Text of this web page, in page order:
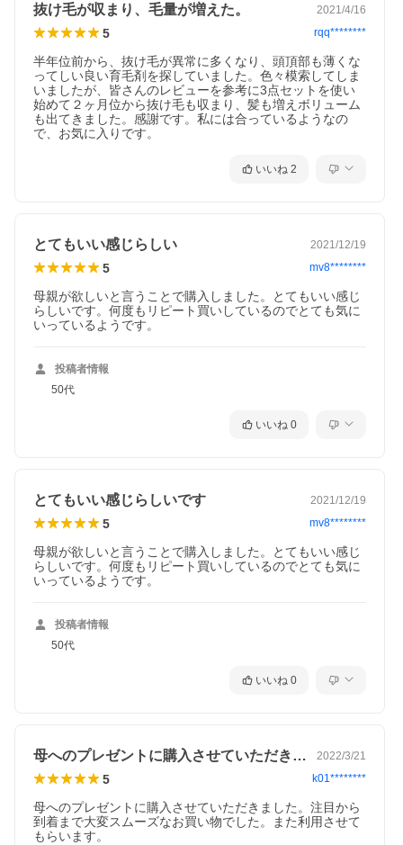
のお得なセットです！
※お肌に異常がある場合や合わない場合はご使
広告文責/ メー
カー
株式会社山田養蜂場
0120-38-38-38
区分
日本製、化粧品
関連KW
育毛剤 ヘアケア シャンプー コンディショナ
ー リンス 頭皮 髪の毛 毛髪 スカルプ 地肌 ロ
ヤルゼリーエキス配合 地肌ケアセット 育毛
トニック いくもうざい やくよう スキャルプ
コンデショナー ヘヤケア かみ け はり こし
発毛促進 育む →地肌ケアエッセンスでいえ
ること「発毛促進」「育毛」「脱毛、薄毛予
防」「毛生促進」「養毛」「病後、産後の脱
毛予防」「ふけ、かゆみ予防」 「男女共通」
抜け毛が収まり、毛量が増えた。 2021/4/16
5 rqq********
半年位前から、抜け毛が異常に多くなり、頭頂部も薄くな
ってしい良い育毛剤を探していました。色々模索してしま
いましたが、皆さんのレビューを参考に3点セットを使い
始めて２ヶ月位から抜け毛も収まり、髪も増えボリューム
も出てきました。感謝です。私には合っているようなの
で、お気に入りです。
いいね 2
とてもいい感じらしい 2021/12/19
5 mv8********
母親が欲しいと言うことで購入しました。とてもいい感じ
らしいです。何度もリピート買いしているのでとても気に
いっているようです。
投稿者情報
50代
いいね 0
とてもいい感じらしいです 2021/12/19
5 mv8********
母親が欲しいと言うことで購入しました。とてもいい感じ
らしいです。何度もリピート買いしているのでとても気に
いっているようです。
投稿者情報
50代
いいね 0
母へのプレゼントに購入させていただきま… 2022/3/21
5 k01********
母へのプレゼントに購入させていただきました。注目から
到着まで大変スムーズなお買い物でした。また利用させて
もらいます。